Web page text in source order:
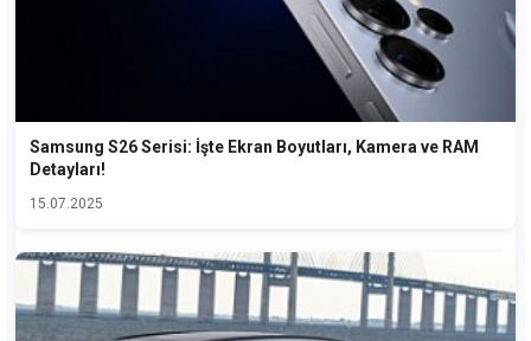
Samsung S26 Serisi: İşte Ekran Boyutları, Kamera ve RAM
Detayları!
15.07.2025